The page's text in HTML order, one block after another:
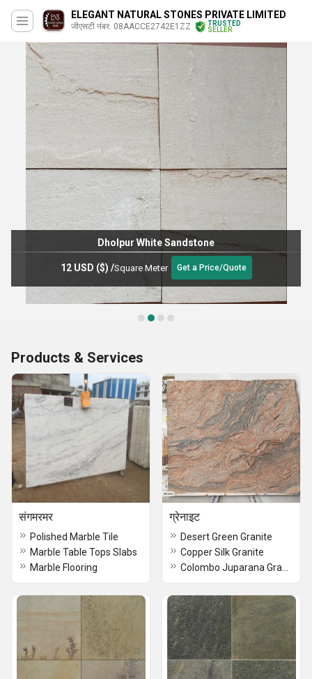
ELEGANT NATURAL STONES PRIVATE LIMITED
जीएसटी नंबर. 08AACCE2742E1ZZ
TRUSTED
SELLER
Dholpur White Sandstone
12 USD ($) /Square Meter Get a Price/Quote
Products & Services
संगमरमर
Polished Marble Tile
Marble Table Tops Slabs
Marble Flooring
ग्रेनाइट
Desert Green Granite
Copper Silk Granite